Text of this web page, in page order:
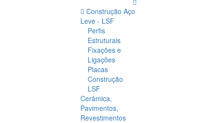
Construção Aço
Leve - LSF
Perfis
Estruturais
Fixações e
Ligações
Placas
Construção
LSF
Cerâmica,
Pavimentos,
Revestimentos